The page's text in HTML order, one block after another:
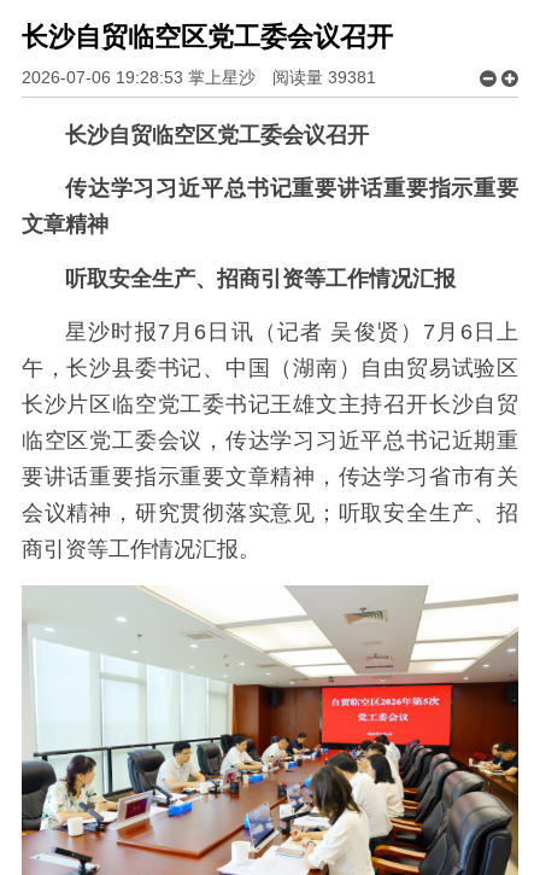
长沙自贸临空区党工委会议召开
2026-07-06 19:28:53 掌上星沙 阅读量 39381
长沙自贸临空区党工委会议召开
传达学习习近平总书记重要讲话重要指示重要
文章精神
听取安全生产、招商引资等工作情况汇报
星沙时报7月6日讯（记者 吴俊贤）7月6日上
午，长沙县委书记、中国（湖南）自由贸易试验区
长沙片区临空党工委书记王雄文主持召开长沙自贸
临空区党工委会议，传达学习习近平总书记近期重
要讲话重要指示重要文章精神，传达学习省市有关
会议精神，研究贯彻落实意见；听取安全生产、招
商引资等工作情况汇报。